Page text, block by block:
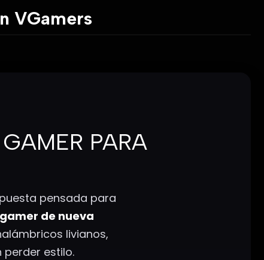
VGamers
PARA
pensada para
de nueva
livianos,
perder estilo.